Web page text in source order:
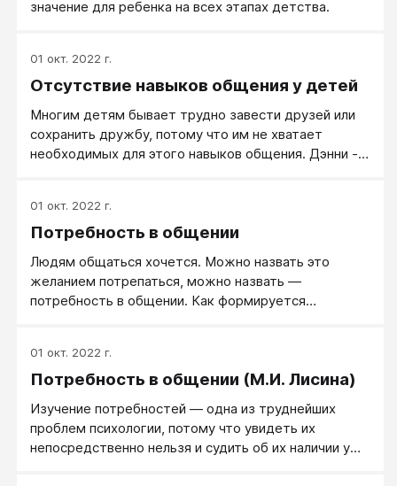
значение для ребенка на всех этапах детства.
01 окт. 2022 г.
Отсутствие навыков общения у детей
Многим детям бывает трудно завести друзей или
сохранить дружбу, потому что им не хватает
необходимых для этого навыков общения. Дэнни -
утренние занятия в подготовительном классе пять
раз в неделю. Дэнни очень хотелось иметь друзей,
01 окт. 2022 г.
Потребность в общении
Людям общаться хочется. Можно назвать это
желанием потрепаться, можно назвать —
потребность в общении. Как формируется
01 окт. 2022 г.
Потребность в общении (М.И. Лисина)
Изучение потребностей — одна из труднейших
проблем психологии, потому что увидеть их
непосредственно нельзя и судить об их наличии у